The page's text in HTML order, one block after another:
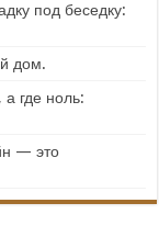
под беседку:
дом.
а где ноль:
— это